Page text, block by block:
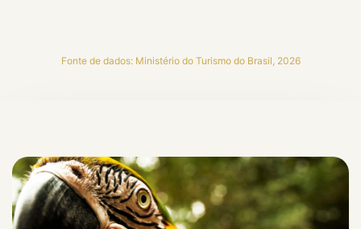
Fonte de dados: Ministério do Turismo do Brasil, 2026